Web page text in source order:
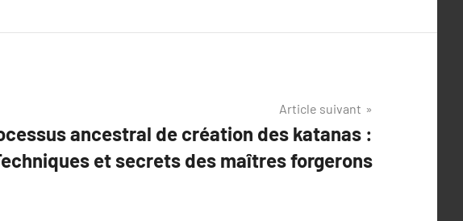
Article suivant
ancestral de création des katanas :
et secrets des maîtres forgerons